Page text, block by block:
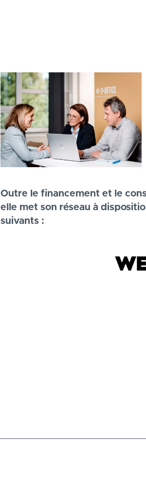
Outre le financement et le
elle met son réseau à
suivants :